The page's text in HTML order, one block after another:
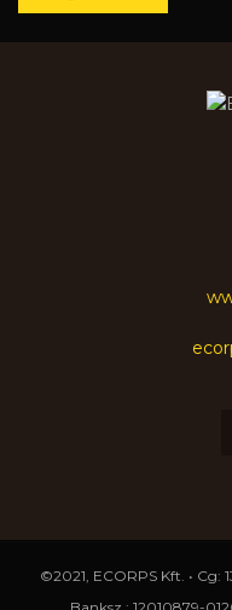
©2021, ECORPS Kft. • Cg: